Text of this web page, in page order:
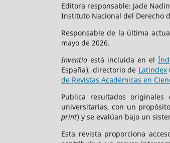
Editora responsable: Jade
Instituto Nacional del Derecho
Responsable de la última
mayo de 2026.
Inventio está incluida en el
España), directorio de Latindex
de Revistas Académicas en
Publica resultados
universitarias, con un
print) y se evalúan bajo un
Esta revista proporciona